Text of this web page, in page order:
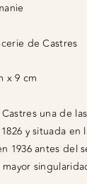
de Castres
x 9 cm
una de
y situada en
1936 antes del